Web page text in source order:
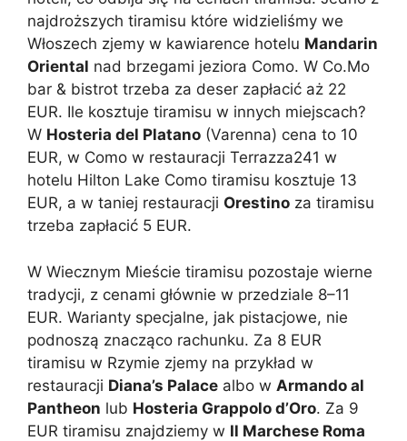
najdroższych tiramisu które widzieliśmy we
Włoszech zjemy w kawiarence hotelu Mandarin
Oriental nad brzegami jeziora Como. W Co.Mo
bar & bistrot trzeba za deser zapłacić aż 22
EUR. Ile kosztuje tiramisu w innych miejscach?
W Hosteria del Platano (Varenna) cena to 10
EUR, w Como w restauracji Terrazza241 w
hotelu Hilton Lake Como tiramisu kosztuje 13
EUR, a w taniej restauracji Orestino za tiramisu
trzeba zapłacić 5 EUR.
W Wiecznym Mieście tiramisu pozostaje wierne
tradycji, z cenami głównie w przedziale 8–11
EUR. Warianty specjalne, jak pistacjowe, nie
podnoszą znacząco rachunku. Za 8 EUR
tiramisu w Rzymie zjemy na przykład w
restauracji Diana’s Palace albo w Armando al
Pantheon lub Hosteria Grappolo d’Oro. Za 9
EUR tiramisu znajdziemy w Il Marchese Roma